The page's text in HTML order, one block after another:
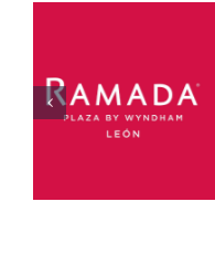
CAPACK
Del IECA